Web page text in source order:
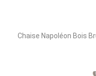
Chaise Napoléon Bois